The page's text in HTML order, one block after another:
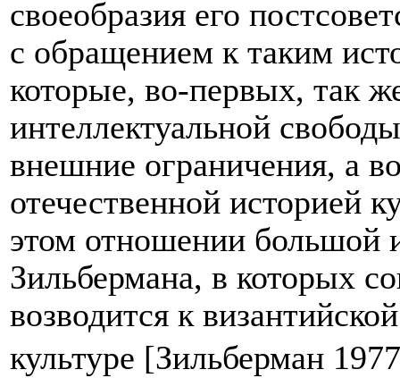
своеобразия его
с обращением к таким
которые, во-первых, так
интеллектуальной
внешние ограничения, а
отечественной историей
этом отношении большой
Зильбермана, в которых
возводится к
культуре [Зильберман